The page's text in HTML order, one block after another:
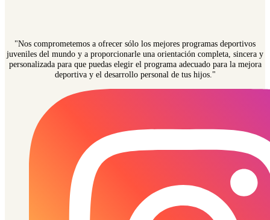
"Nos comprometemos a ofrecer sólo los mejores programas deportivos
juveniles del mundo y a proporcionarle una orientación completa, sincera y
personalizada para que puedas elegir el programa adecuado para la mejora
deportiva y el desarrollo personal de tus hijos."